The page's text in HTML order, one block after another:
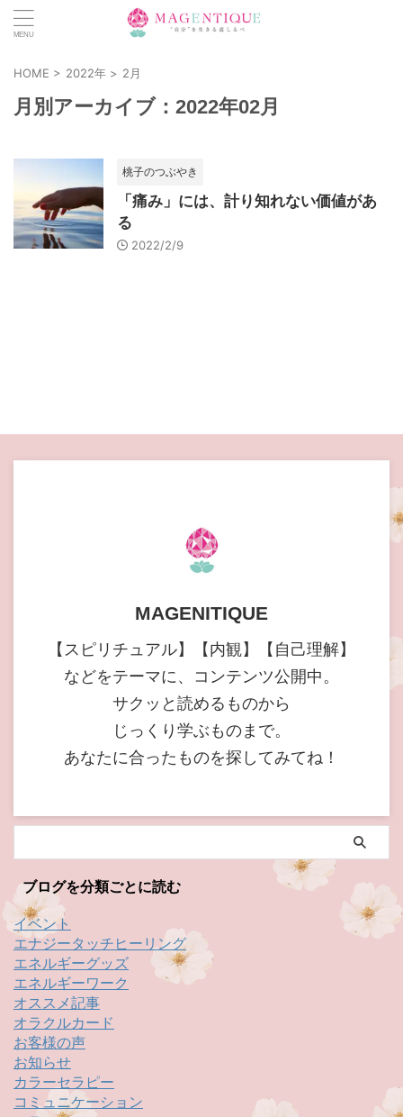
HOME > 2022年 > 2月
月別アーカイブ：2022年02月
桃子のつぶやき
「痛み」には、計り知れない価値があ
る
2022/2/9
MAGENITIQUE
【スピリチュアル】【内観】【自己理解】
などをテーマに、コンテンツ公開中。
サクッと読めるものから
じっくり学ぶものまで。
あなたに合ったものを探してみてね！
ブログを分類ごとに読む
イベント
エナジータッチヒーリング
エネルギーグッズ
エネルギーワーク
オススメ記事
オラクルカード
お客様の声
お知らせ
カラーセラピー
コミュニケーション